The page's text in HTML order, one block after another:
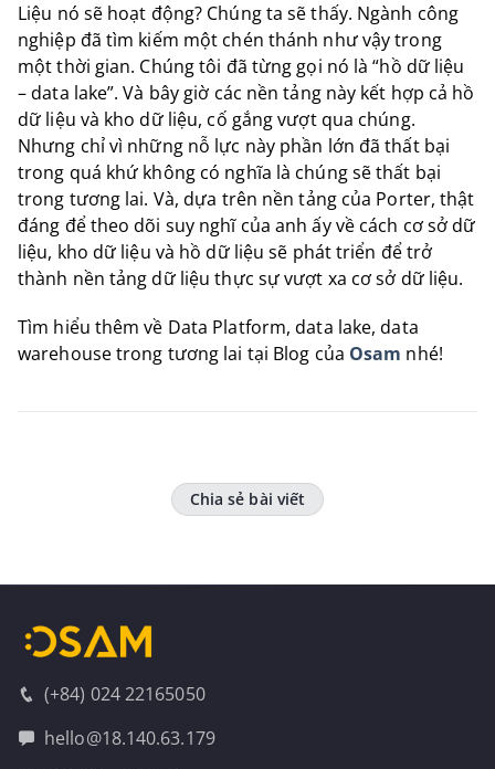
Liệu nó sẽ hoạt động? Chúng ta sẽ thấy. Ngành công
nghiệp đã tìm kiếm một chén thánh như vậy trong
một thời gian. Chúng tôi đã từng gọi nó là “hồ dữ liệu
– data lake”. Và bây giờ các nền tảng này kết hợp cả hồ
dữ liệu và kho dữ liệu, cố gắng vượt qua chúng.
Nhưng chỉ vì những nỗ lực này phần lớn đã thất bại
trong quá khứ không có nghĩa là chúng sẽ thất bại
trong tương lai. Và, dựa trên nền tảng của Porter, thật
đáng để theo dõi suy nghĩ của anh ấy về cách cơ sở dữ
liệu, kho dữ liệu và hồ dữ liệu sẽ phát triển để trở
thành nền tảng dữ liệu thực sự vượt xa cơ sở dữ liệu.
Tìm hiểu thêm về Data Platform, data lake, data
warehouse trong tương lai tại Blog của Osam nhé!
Chia sẻ bài viết
(+84) 024 22165050
hello@18.140.63.179